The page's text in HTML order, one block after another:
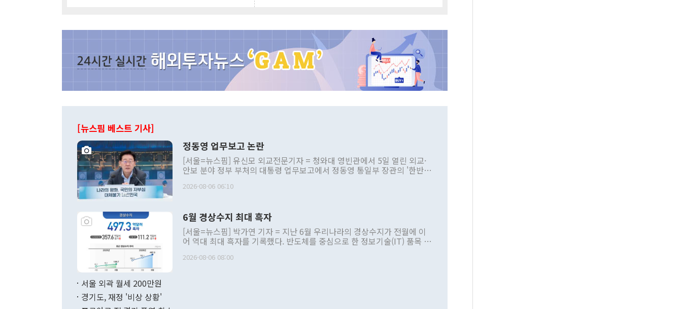
[뉴스핌 베스트 기사]
정동영 업무보고 논란
[서울=뉴스핌] 유신모 외교전문기자 = 청와대 영빈관에서 5일 열린 외교·
안보 분야 정부 부처의 대통령 업무보고에서 정동영 통일부 장관의 '한반도
발언 중에는 정부 내 조율을 거치지 않은 사안을 정책으로 추진하겠다고 공
주의적 희망에 근거한 비현실적 구상'이라는 비판을 내놨다. 그동안 정 장
관의 대북 정책 관련 발언이 물의를 빚은 적은 여러 번 있지만 대통령과 유
관 부처 장관이 공개적으로 부정적 입장을 표명한 것은 이례적이다. 정 장
관의 무리한 대북 접근법과 월권을 제어해야 한다는 목소리도 높아지고 있
다. [정동영 통일부 장관이 지난달 23일 오후 서울 종로구 정부서울청사에
2026-08-06 06:10
6월 경상수지 최대 흑자
[서울=뉴스핌] 박가연 기자 = 지난 6월 우리나라의 경상수지가 전월에 이
어 역대 최대 흑자를 기록했다. 반도체를 중심으로 한 정보기술(IT) 품목 수
료=한국은행] 한국은행이 6일 발표한 '2026년 6월 국제수지(잠정)'에 따르
2026-08-06 08:00
서울 외곽 월세 200만원
경기도, 재정 '비상 상황'